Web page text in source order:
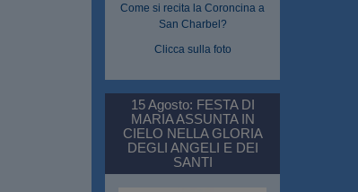
Come si recita la Coroncina a
San Charbel?
Clicca sulla foto
15 Agosto: FESTA DI
MARIA ASSUNTA IN
CIELO NELLA GLORIA
DEGLI ANGELI E DEI
SANTI